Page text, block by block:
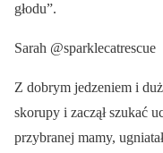
głodu”.
Sarah @sparklecatrescue
Z dobrym jedzeniem i
skorupy i zaczął szukać
przybranej mamy,